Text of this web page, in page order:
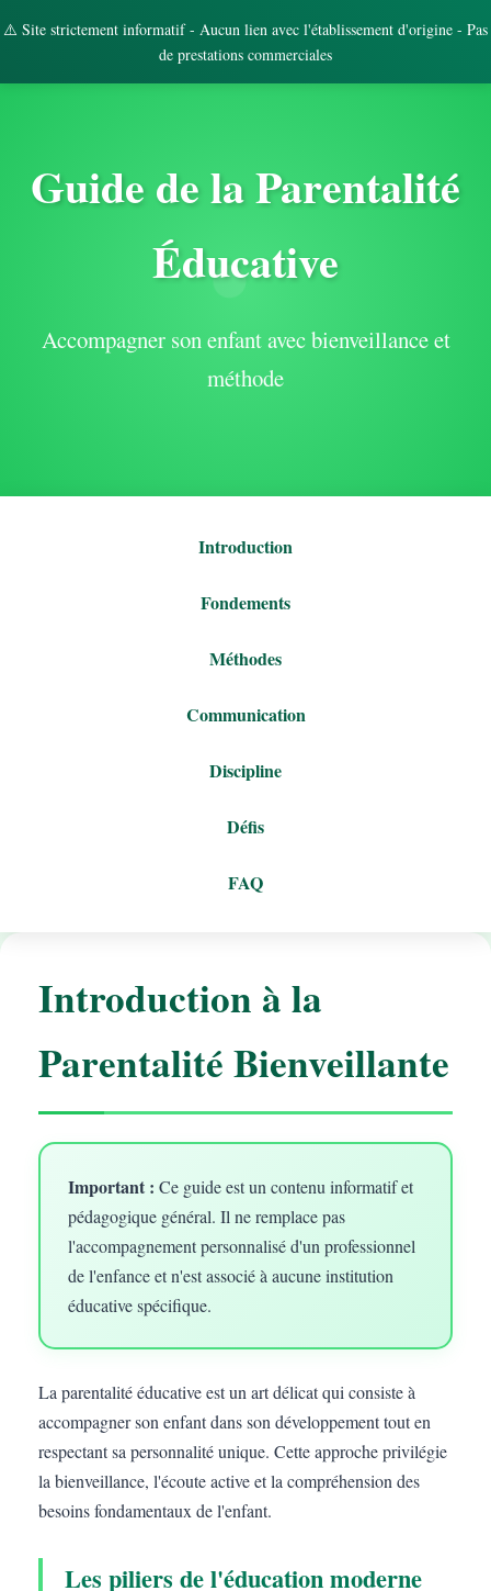
⚠️ Site strictement informatif - Aucun lien avec l'établissement d'origine - Pas
de prestations commerciales
Guide de la Parentalité
Éducative
Accompagner son enfant avec bienveillance et
méthode
Introduction
Fondements
Méthodes
Communication
Discipline
Défis
FAQ
Introduction à la
Parentalité Bienveillante
Important : Ce guide est un contenu informatif et
pédagogique général. Il ne remplace pas
l'accompagnement personnalisé d'un professionnel
de l'enfance et n'est associé à aucune institution
éducative spécifique.
La parentalité éducative est un art délicat qui consiste à
accompagner son enfant dans son développement tout en
respectant sa personnalité unique. Cette approche privilégie
la bienveillance, l'écoute active et la compréhension des
besoins fondamentaux de l'enfant.
Les piliers de l'éducation moderne